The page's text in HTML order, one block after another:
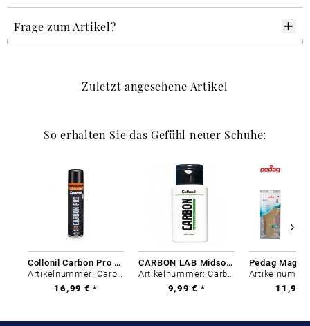
Frage zum Artikel?
Zuletzt angesehene Artikel
So erhalten Sie das Gefühl neuer Schuhe:
Collonil Carbon Pro 400 ml
Artikelnummer: Carbon-0
16,99 € *
CARBON LAB Midsole Cleaner
Artikelnummer: Carbon-0
9,99 € *
11,99